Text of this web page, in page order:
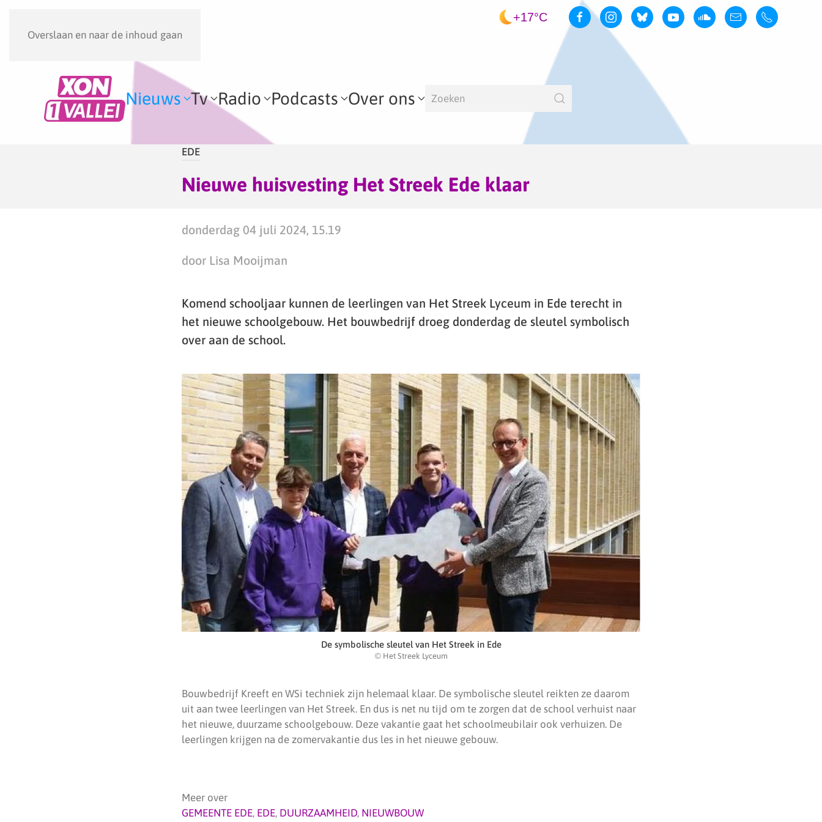
Overslaan en naar de inhoud gaan
+17°C
Nieuws Tv Radio Podcasts Over ons
EDE
Nieuwe huisvesting Het Streek Ede klaar
donderdag 04 juli 2024, 15.19
door Lisa Mooijman
Komend schooljaar kunnen de leerlingen van Het Streek Lyceum in Ede terecht in
het nieuwe schoolgebouw. Het bouwbedrijf droeg donderdag de sleutel symbolisch
over aan de school.
De symbolische sleutel van Het Streek in Ede
© Het Streek Lyceum
Bouwbedrijf Kreeft en WSi techniek zijn helemaal klaar. De symbolische sleutel reikten ze daarom
uit aan twee leerlingen van Het Streek. En dus is net nu tijd om te zorgen dat de school verhuist naar
het nieuwe, duurzame schoolgebouw. Deze vakantie gaat het schoolmeubilair ook verhuizen. De
leerlingen krijgen na de zomervakantie dus les in het nieuwe gebouw.
Meer over
GEMEENTE EDE, EDE, DUURZAAMHEID, NIEUWBOUW